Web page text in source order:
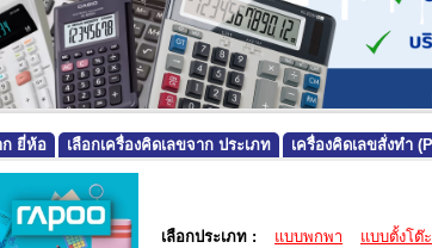
ก ยี่ห้อ เลือกเครื่องคิดเลขจาก ประเภท เครื่องคิดเลขสั่งทำ
เลือกประเภท : แบบพกพา แบบตั้งโต๊ะ